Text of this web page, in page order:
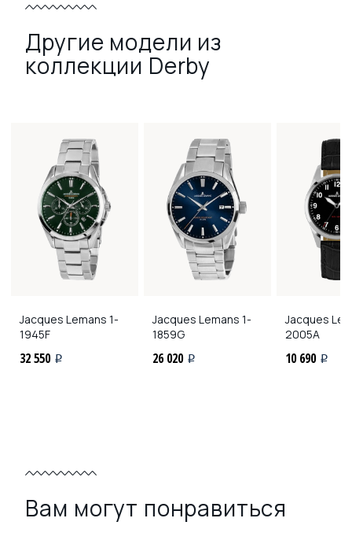
Другие модели из
коллекции Derby
Jacques Lemans 1-
1945F
32 550 i
Jacques Lemans 1-
1859G
26 020 i
Jacques
2005A
10 690 i
Вам могут понравиться